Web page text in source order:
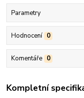
Parametry
Hodnocení 0
Komentáře 0
Kompletní